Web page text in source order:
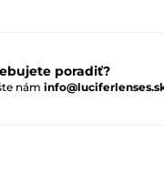
poradiť?
nám